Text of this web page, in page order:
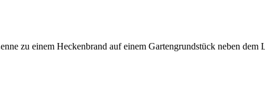
zu einem Heckenbrand auf einem Gartengrundstück neben